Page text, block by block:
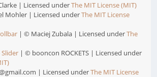
| Licensed underThe MIT License (MIT)
Mohler | Licensed underThe MIT License
| © Maciej Zubala | Licensed underThe
| © booncon ROCKETS | Licensed under
| Licensed underThe MIT License